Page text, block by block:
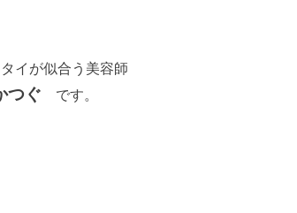
イが似合う美容師
ぐ です。